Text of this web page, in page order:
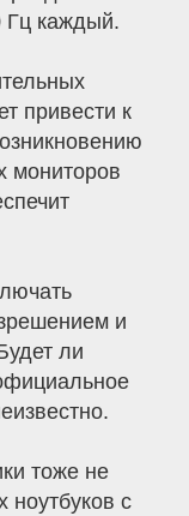
Гц каждый.
привести к
мониторов
и
ли
тоже не
ноутбуков с